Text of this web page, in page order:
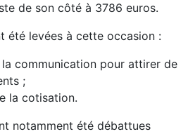
de son côté à 3786 euros.
été levées à cette occasion :
la communication pour attirer de
;
la cotisation.
notamment été débattues